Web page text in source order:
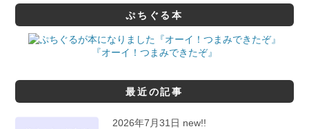
ぷちぐる本
『オーイ！つまみできたぞ』
最近の記事
2026年7月31日 new!!